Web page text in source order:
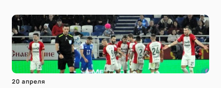
20 апреля